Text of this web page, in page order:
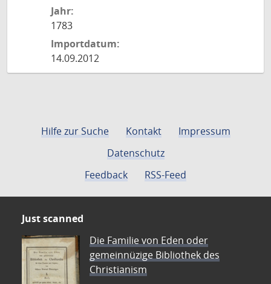
Jahr:
1783
Importdatum:
14.09.2012
Hilfe zur Suche Kontakt
Impressum
Datenschutz
Feedback
RSS-Feed
Just scanned
Die Familie von Eden oder
gemeinnüzige Bibliothek des
Christianism